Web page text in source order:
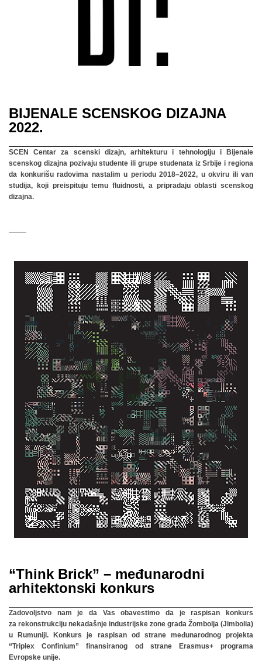
BIJENALE SCENSKOG DIZAJNA
2022.
SCEN Centar za scenski dizajn, arhitekturu i tehnologiju i Bijenale
scenskog dizajna pozivaju studente ili grupe studenata iz Srbije i regiona
da konkurišu radovima nastalim u periodu 2018–2022, u okviru ili van
studija, koji preispituju temu fluidnosti, a pripradaju oblasti scenskog
dizajna.
“Think Brick” – međunarodni
arhitektonski konkurs
Zadovoljstvo nam je da Vas obavestimo da je raspisan konkurs
za rekonstrukciju nekadašnje industrijske zone grada Žombolja (Jimbolia)
u Rumuniji. Konkurs je raspisan od strane međunarodnog projekta
“Triplex Confinium” finansiranog od strane Erasmus+ programa
Evropske unije.